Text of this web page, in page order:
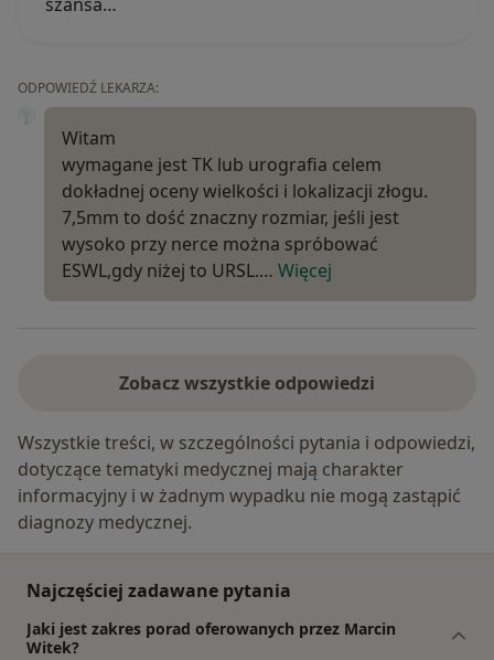
ODPOWIEDŹ LEKARZA:
Witam
wymagane jest TK lub urografia celem
dokładnej oceny wielkości i lokalizacji złogu.
7,5mm to dość znaczny rozmiar, jeśli jest
wysoko przy nerce można spróbować
ESWL,gdy niżej to URSL.… Więcej
Zobacz wszystkie odpowiedzi
Wszystkie treści, w szczególności pytania i odpowiedzi,
dotyczące tematyki medycznej mają charakter
informacyjny i w żadnym wypadku nie mogą zastąpić
diagnozy medycznej.
Najczęściej zadawane pytania
Jaki jest zakres porad oferowanych przez Marcin
Witek?